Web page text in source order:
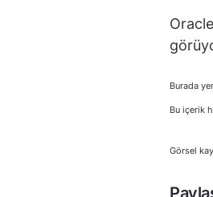
Burada
Bu içerik
Görsel